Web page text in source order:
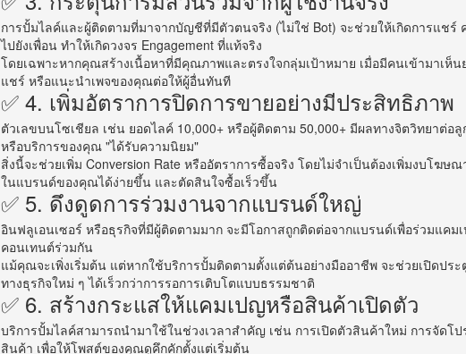
การปั้มไลค์และผู้ติดตามที่มาจากบัญชีที่มีตัวตนจริง (ไม่ใช่ Bot) จะช่วยให้เกิดการแชร์
ไปยังเพื่อน ทำให้เกิดวงจร Engagement ที่แท้จริง
โดยเฉพาะหากคุณสร้างเนื้อหาที่มีคุณภาพและตรงใจกลุ่มเป้าหมาย เมื่อมีคนเข้ามาเห็
แชร์ หรือแนะนำเพจของคุณต่อให้ผู้อื่นทันที
✅ 4. เพิ่มอัตราการปิดการขายอย่างมีประสิทธิภาพ
ตัวเลขบนโซเชียล เช่น ยอดไลค์ 10,000+ หรือผู้ติดตาม 50,000+ มีผลทางจิตวิทยาต่อ
หรือบริการของคุณ "ได้รับความนิยม"
สิ่งนี้จะช่วยเพิ่ม Conversion Rate หรืออัตราการซื้อจริง โดยไม่จำเป็นต้องเพิ่มงบโฆษ
ในแบรนด์ของคุณได้ง่ายขึ้น และตัดสินใจซื้อเร็วขึ้น
✅ 5. ดึงดูดการร่วมงานจากแบรนด์ใหญ่
อินฟลูเอนเซอร์ หรือธุรกิจที่มีผู้ติดตามมาก จะมีโอกาสถูกติดต่อจากแบรนด์เพื่อร่วมแคม
คอนเทนต์ร่วมกัน
แม้คุณจะเพิ่งเริ่มต้น แต่หากใช้บริการปั้มติดตามตั้งแต่ต้นอย่างมืออาชีพ จะช่วยเปิดปร
ทางธุรกิจใหม่ ๆ ได้เร็วกว่าการรอการเติบโตแบบธรรมชาติ
✅ 6. สร้างกระแสให้แคมเปญหรือสินค้าเปิดตัว
บริการปั้มไลค์สามารถนำมาใช้ในช่วงเวลาสำคัญ เช่น การเปิดตัวสินค้าใหม่ การจัดโ
สินค้า เพื่อให้โพสต์ของคุณดูคึกคักตั้งแต่เริ่มต้น